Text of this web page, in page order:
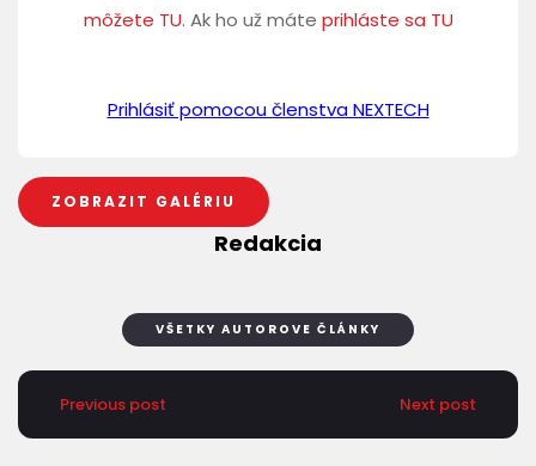
môžete TU. Ak ho už máte prihláste sa TU
Prihlásiť pomocou členstva NEXTECH
ZOBRAZIT GALÉRIU
Redakcia
VŠETKY AUTOROVE ČLÁNKY
Previous post Next post